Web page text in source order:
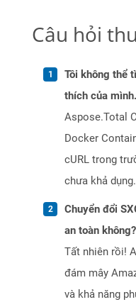
Câu hỏi
Tôi không thể
thích của
Aspose.Total
Docker
cURL trong
chưa khả dụng.
Chuyển đổi
an toàn không?
Tất nhiên rồi!
đám mây
và khả năng